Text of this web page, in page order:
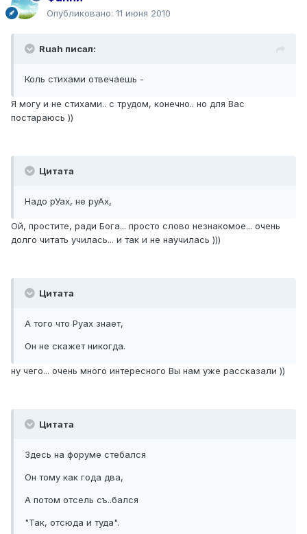
Опубликовано: 11 июня 2010
Ruah писал:
Коль стихами отвечаешь -
Я могу и не стихами.. с трудом, конечно.. но для Вас
постараюсь ))
Цитата
Надо рУах, не руАх,
Ой, простите, ради Бога... просто слово незнакомое... очень
долго читать училась... и так и не научилась )))
Цитата
А того что Руах знает,
Он не скажет никогда.
ну чего... очень много интересного Вы нам уже рассказали ))
Цитата
Здесь на форуме стебался
Он тому как года два,
А потом отсель съ..бался
"Так, отсюда и туда".